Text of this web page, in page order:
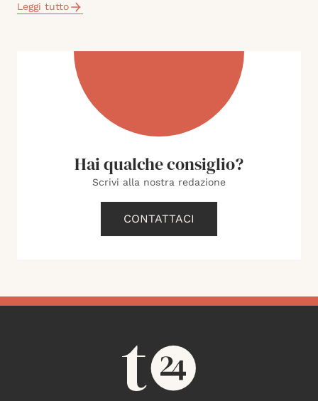
Leggi tutto
Hai qualche consiglio?
Scrivi alla nostra redazione
CONTATTACI